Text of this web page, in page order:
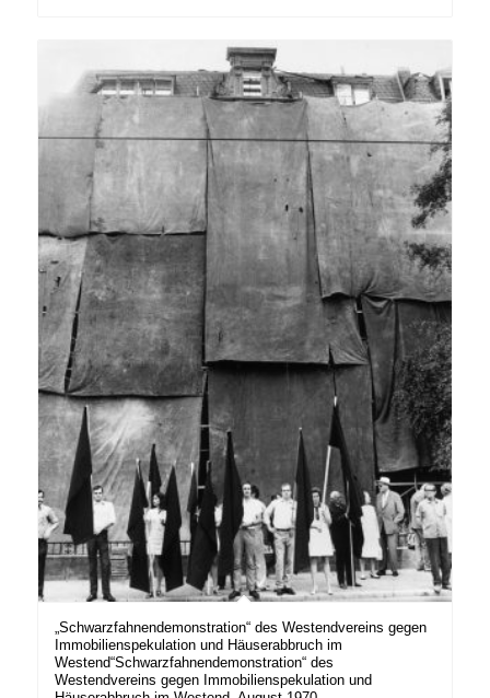
„Schwarzfahnendemonstration“ des Westendvereins gegen
Immobilienspekulation und Häuserabbruch im
Westend“Schwarzfahnendemonstration“ des
Westendvereins gegen Immobilienspekulation und